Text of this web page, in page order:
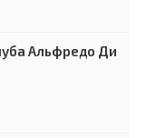
Альфредо Ди